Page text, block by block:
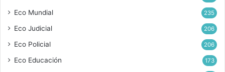
Eco Mundial 235
Eco Judicial 206
Eco Policial 206
Eco Educación 173